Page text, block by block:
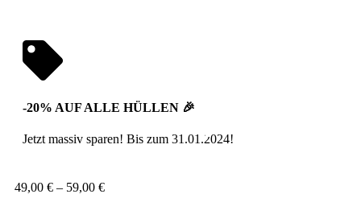
-20% AUF ALLE HÜLLEN 🎉
Jetzt massiv sparen! Bis zum 31.01.2024!
49,00 € – 59,00 €